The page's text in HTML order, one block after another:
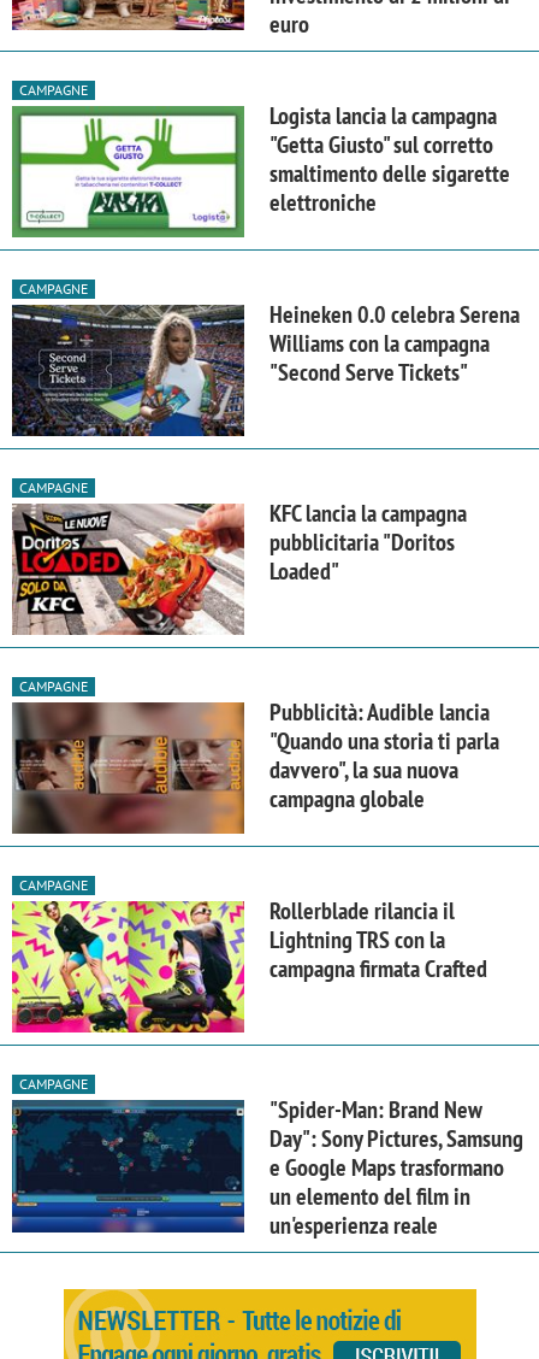
euro
CAMPAGNE
Logista lancia la campagna
"Getta Giusto" sul corretto
smaltimento delle sigarette
elettroniche
CAMPAGNE
Heineken 0.0 celebra Serena
Williams con la campagna
"Second Serve Tickets"
CAMPAGNE
KFC lancia la campagna
pubblicitaria "Doritos
Loaded"
CAMPAGNE
Pubblicità: Audible lancia
"Quando una storia ti parla
davvero", la sua nuova
campagna globale
CAMPAGNE
Rollerblade rilancia il
Lightning TRS con la
campagna firmata Crafted
CAMPAGNE
"Spider-Man: Brand New
Day": Sony Pictures, Samsung
e Google Maps trasformano
un elemento del film in
un'esperienza reale